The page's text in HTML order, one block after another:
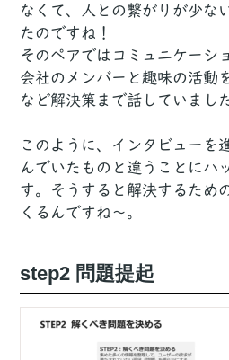
なくて、人との繋がりが少な
たのですね！
そのペアではコミュニケーシ
会社のメンバーと趣味の活動
など解決策まで話していまし
このように、インタビューを
んでいたものと違うことにハ
す。そうすると解決するため
くるんですね〜。
step2 問題提起